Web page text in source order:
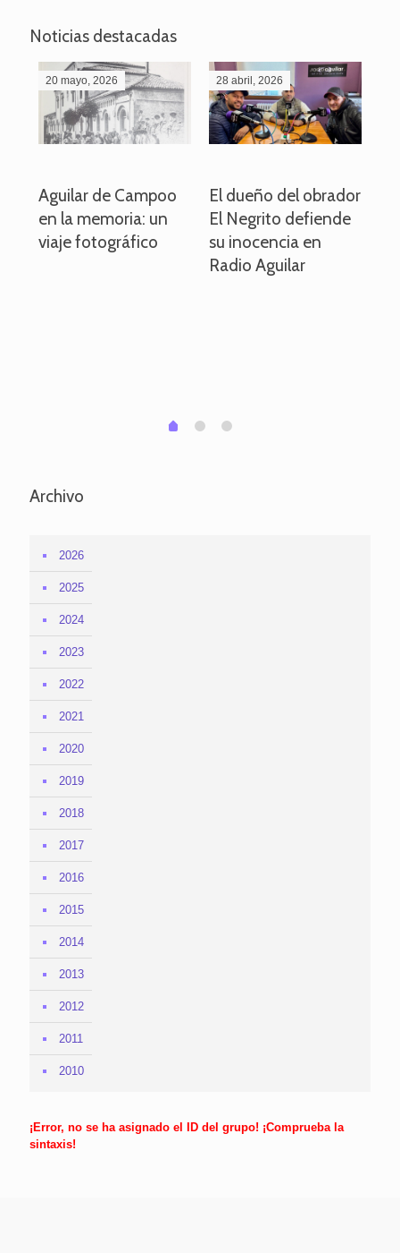
Noticias destacadas
20 mayo, 2026
Aguilar de Campoo
en la memoria: un
viaje fotográfico
28 abril, 2026
El dueño del obrador
El Negrito defiende
su inocencia en
Radio Aguilar
0 1 2
Archivo
2026
2025
2024
2023
2022
2021
2020
2019
2018
2017
2016
2015
2014
2013
2012
2011
2010
¡Error, no se ha asignado el ID del grupo! ¡Comprueba la
sintaxis!